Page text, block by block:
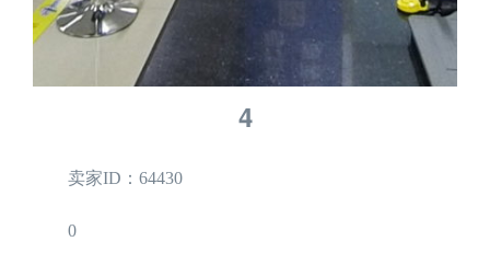
4
卖家ID：64430
0